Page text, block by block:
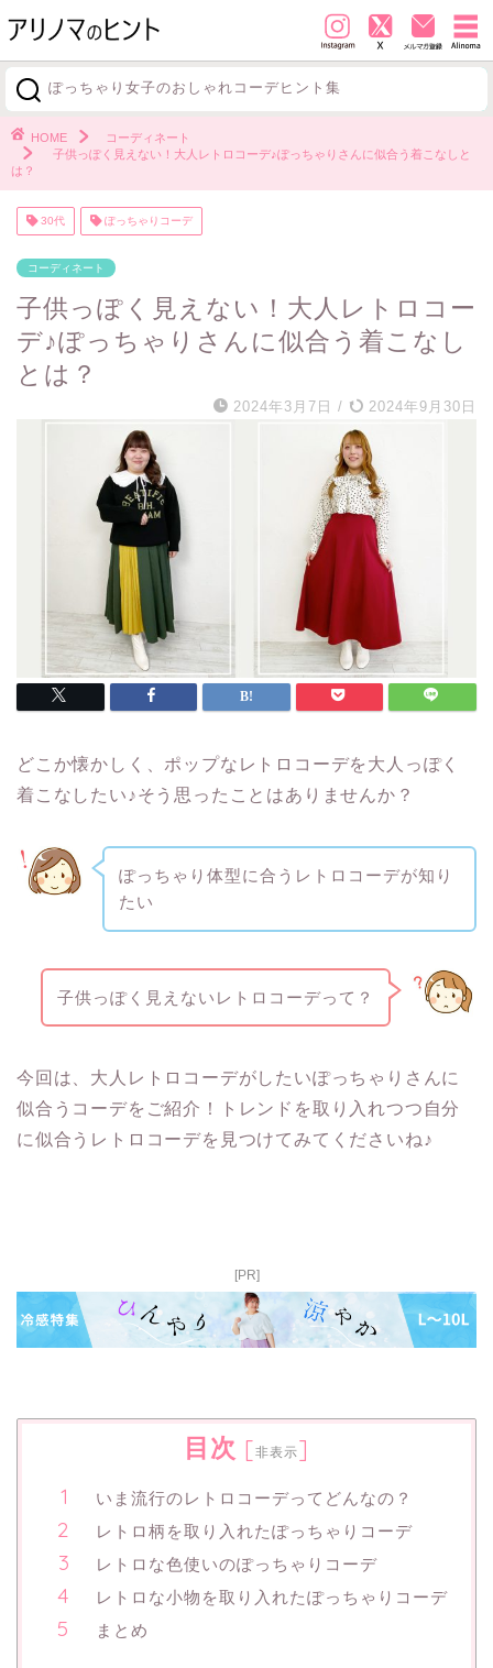
ぽっちゃり女子のおしゃれコーデヒント集
HOME
コーディネート
子供っぽく見えない！大人レトロコーデ♪ぽっちゃりさんに似合う着こなしと
は？
30代 ぽっちゃりコーデ
コーディネート
子供っぽく見えない！大人レトロコー
デ♪ぽっちゃりさんに似合う着こなし
とは？
2024年3月7日 / 2024年9月30日
どこか懐かしく、ポップなレトロコーデを大人っぽく
着こなしたい♪そう思ったことはありませんか？
ぽっちゃり体型に合うレトロコーデが知り
たい
子供っぽく見えないレトロコーデって？
今回は、大人レトロコーデがしたいぽっちゃりさんに
似合うコーデをご紹介！トレンドを取り入れつつ自分
に似合うレトロコーデを見つけてみてくださいね♪
[PR]
目次 [非表示]
いま流行のレトロコーデってどんなの？
レトロ柄を取り入れたぽっちゃりコーデ
レトロな色使いのぽっちゃりコーデ
レトロな小物を取り入れたぽっちゃりコーデ
まとめ